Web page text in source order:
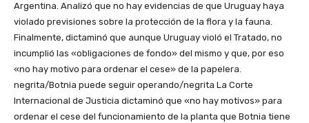
Argentina. Analizó que no hay evidencias de que Uruguay haya
violado previsiones sobre la protección de la flora y la fauna.
Finalmente, dictaminó que aunque Uruguay violó el Tratado, no
incumplió las «obligaciones de fondo» del mismo y que, por eso
«no hay motivo para ordenar el cese» de la papelera.
negrita/Botnia puede seguir operando/negrita La Corte
Internacional de Justicia dictaminó que «no hay motivos» para
ordenar el cese del funcionamiento de la planta que Botnia tiene